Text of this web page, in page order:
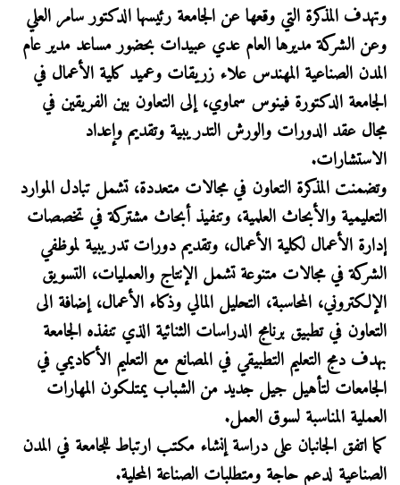
وتهدف المذكرة التي وقعها عن الجامعة رئيسها الدكتور سامر العلي
وعن الشركة مديرها العام عدي عبيدات بحضور مساعد مدير عام
المدن الصناعية المهندس علاء زريقات وعميد كلية الأعمال في
الجامعة الدكتورة فينوس سماوي، إلى التعاون بين الفريقين في
مجال عقد الدورات والورش التدريبية وتقديم وإعداد
الاستشارات.
وتضمنت المذكرة التعاون في مجالات متعددة، تشمل تبادل الموارد
التعليمية والأبحاث العلمية، وتنفيذ أبحاث مشتركة في تخصصات
إدارة الأعمال لكلية الأعمال، وتقديم دورات تدريبية لموظفي
الشركة في مجالات متنوعة تشمل الإنتاج والعمليات، التسويق
الإلكتروني، المحاسبة، التحليل المالي وذكاء الأعمال، إضافة الى
التعاون في تطبيق برنامج الدراسات الثنائية الذي تنفذه الجامعة
بهدف دمج التعليم التطبيقي في المصانع مع التعليم الأكاديمي في
الجامعات لتأهيل جيل جديد من الشباب يمتلكون المهارات
العملية المناسبة لسوق العمل.
كما اتفق الجانبان على دراسة إنشاء مكتب ارتباط للجامعة في المدن
الصناعية لدعم حاجة ومتطلبات الصناعة المحلية.